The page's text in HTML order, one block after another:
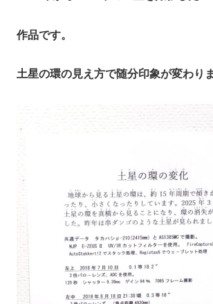
作品です。
土星の環の見え方で随分印象が変わりま